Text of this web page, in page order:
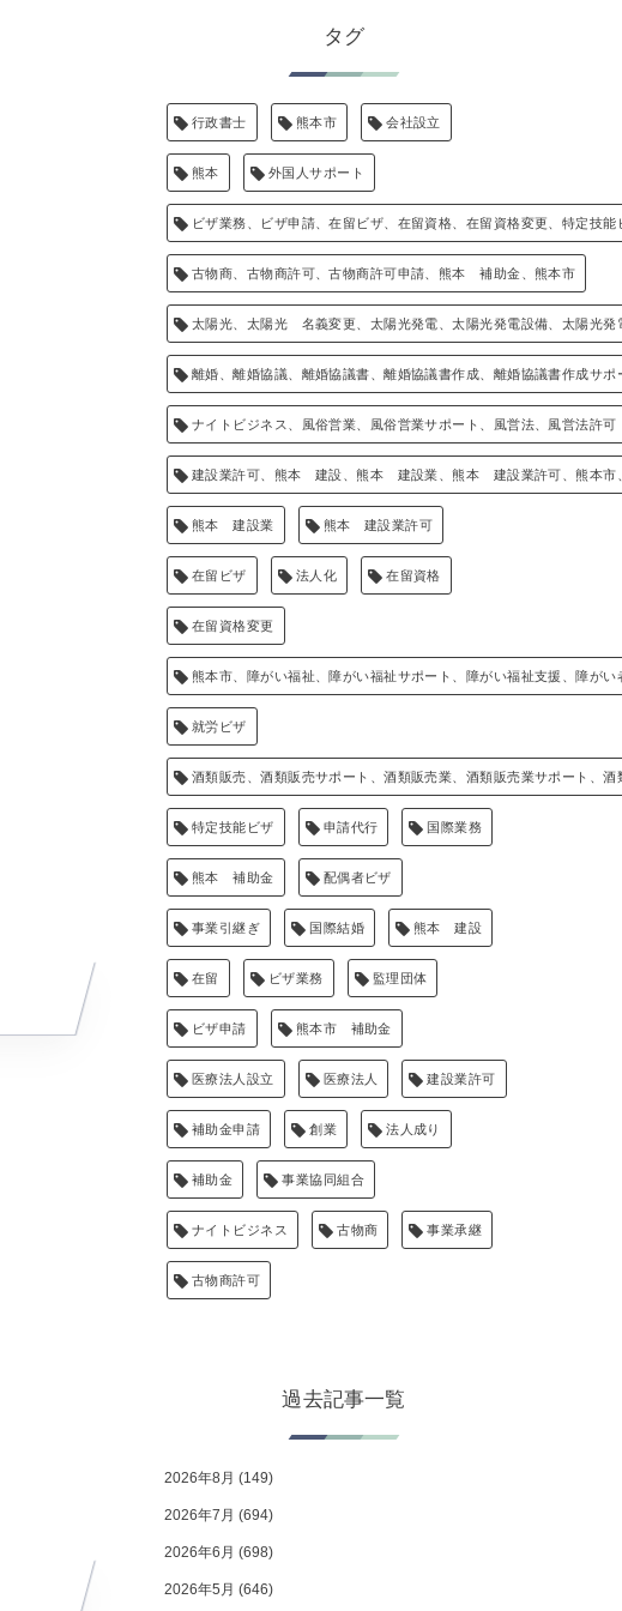
タグ
行政書士 熊本市 会社設立
熊本 外国人サポート
ビザ業務、ビザ申請、在留ビザ、在留資格、在留資格変更、特定技能
古物商、古物商許可、古物商許可申請、熊本 補助金、熊本市
太陽光、太陽光 名義変更、太陽光発電、太陽光発電設備、太陽光
離婚、離婚協議、離婚協議書、離婚協議書作成、離婚協議書作成サポ
ナイトビジネス、風俗営業、風俗営業サポート、風営法、風営法許可
建設業許可、熊本 建設、熊本 建設業、熊本 建設業許可、熊本市
熊本 建設業 熊本 建設業許可
在留ビザ 法人化 在留資格
在留資格変更
熊本市、障がい福祉、障がい福祉サポート、障がい福祉支援、障がい
就労ビザ
酒類販売、酒類販売サポート、酒類販売業、酒類販売業サポート、
特定技能ビザ 申請代行 国際業務
熊本 補助金 配偶者ビザ
事業引継ぎ 国際結婚 熊本 建設
在留 ビザ業務 監理団体
ビザ申請 熊本市 補助金
医療法人設立 医療法人 建設業許可
補助金申請 創業 法人成り
補助金 事業協同組合
ナイトビジネス 古物商 事業承継
古物商許可
過去記事一覧
2026年8月 (149)
2026年7月 (694)
2026年6月 (698)
2026年5月 (646)